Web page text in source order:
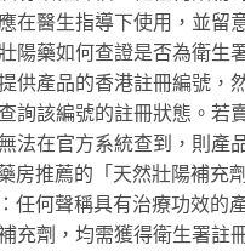
在醫生指導下使用，並留
陽藥如何查證是否為衛生
供產品的香港註冊編號，
詢該編號的註冊狀態。若
法在官方系統查到，則產
房推薦的「天然壯陽補充
任何聲稱具有治療功效的
充劑，均需獲得衛生署註